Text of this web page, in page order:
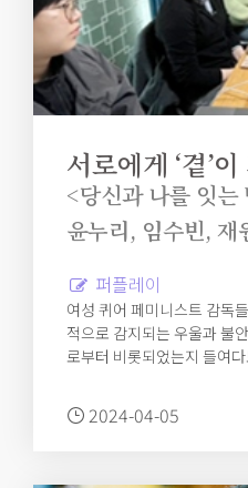
서로에게 ‘곁’
<당신과 나를 잇
윤누리, 임수빈, 재
퍼플레이
여성 퀴어 페미니스트 감독
적으로 감지되는 우울과 불
로부터 비롯되었는지 들여
2024-04-05